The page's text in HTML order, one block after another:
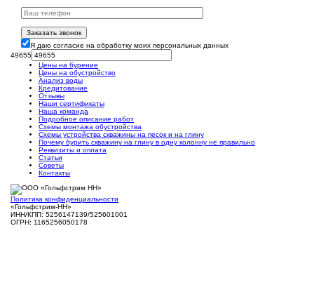
Заказать звонок
Я даю согласие на обработку моих персональных данных
49655
Цены на бурение
Цены на обустройство
Анализ воды
Кредитование
Отзывы
Наши сертификаты
Наша команда
Подробное описание работ
Схемы монтажа обустройства
Схемы устройства скважины на песок и на глину
Почему бурить скважину на глину в одну колонну не правильно
Реквизиты и оплата
Статьи
Советы
Контакты
Политика конфиденциальности
«Гольфстрим-НН»
ИНН/КПП: 5256147139/525601001
ОГРН: 1165256050178